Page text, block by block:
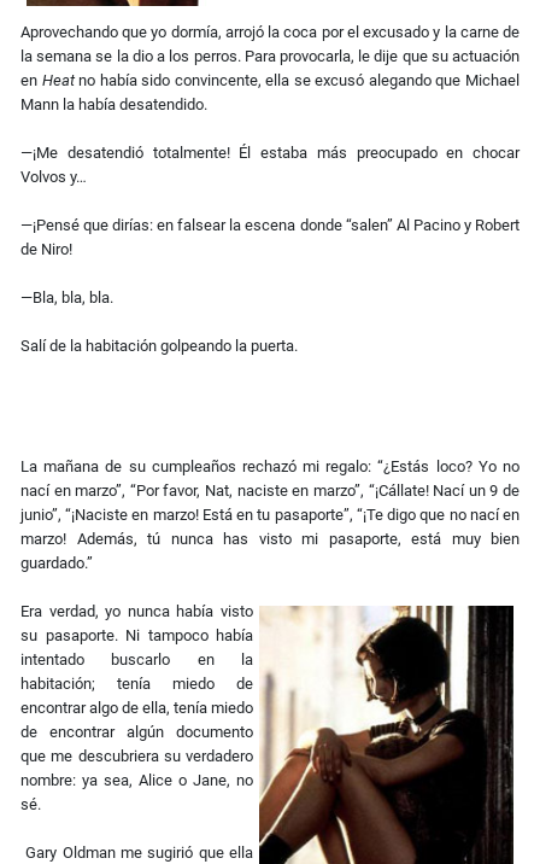
Aprovechando que yo dormía, arrojó la coca por el excu­sado y la carne de
la semana se la dio a los perros. Para provocarla, le dije que su actuación
en Heatno había sido convincente, ella se excusó alegando que Michael
Mann la había desatendido.
—¡Me desatendió totalmente! Él estaba más preocupado en chocar
Volvos y…
—¡Pensé que dirías: en falsear la escena donde “salen” Al Pacino y Robert
de Niro!
—Bla, bla, bla.
Salí de la habitación golpeando la puerta.
La mañana de su cumpleaños rechazó mi regalo: “¿Estás loco? Yo no
nací en marzo”, “Por favor, Nat, naciste en marzo”, “¡Cállate! Nací un 9 de
junio”, “¡Naciste en marzo! Está en tu pasaporte”, “¡Te digo que no nací en
marzo! Además, tú nunca has visto mi pasaporte, está muy bien
guardado.”
Era verdad, yo nunca había visto
su pasaporte. Ni tam­poco había
intentado buscarlo en la
habitación; tenía miedo de
encontrar algo de ella, tenía miedo
de encontrar algún documento
que me descubriera su verdadero
nombre: ya sea, Alice o Jane, no
sé.
Gary Oldman me sugirió que ella